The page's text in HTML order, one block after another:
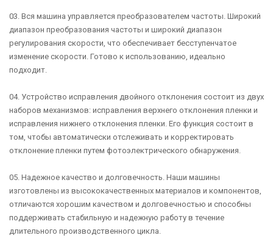
03. Вся машина управляется преобразователем частоты. Широкий
диапазон преобразования частоты и широкий диапазон
регулирования скорости, что обеспечивает бесступенчатое
изменение скорости. Готово к использованию, идеально
подходит.
04. Устройство исправления двойного отклонения состоит из двух
наборов механизмов: исправления верхнего отклонения пленки и
исправления нижнего отклонения пленки. Его функция состоит в
том, чтобы автоматически отслеживать и корректировать
отклонение пленки путем фотоэлектрического обнаружения.
05. Надежное качество и долговечность. Наши машины
изготовлены из высококачественных материалов и компонентов,
отличаются хорошим качеством и долговечностью и способны
поддерживать стабильную и надежную работу в течение
длительного производственного цикла.